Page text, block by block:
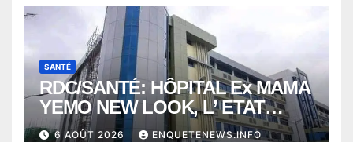
SANTÉ
RDC/SANTÉ: HÔPITAL Ex MAMA
YEMO NEW LOOK, L’ ETAT
PERD LE CONTROLE
6 AOÛT 2026 ENQUETENEWS.INFO